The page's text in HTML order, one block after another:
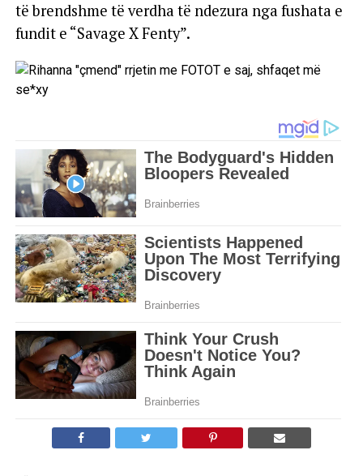
të brendshme të verdha të ndezura nga fushata e
fundit e “Savage X Fenty”.